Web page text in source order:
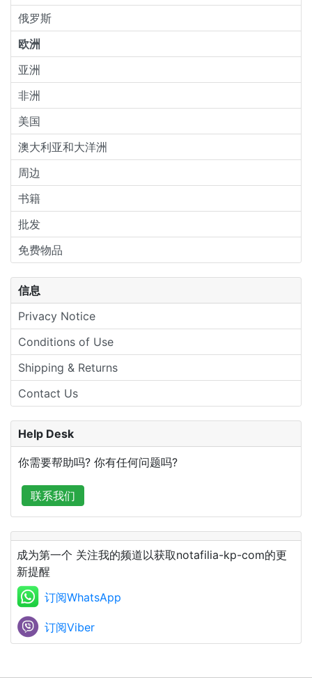
俄罗斯
欧洲
亚洲
非洲
美国
澳大利亚和大洋洲
周边
书籍
批发
免费物品
信息
Privacy Notice
Conditions of Use
Shipping & Returns
Contact Us
Help Desk
你需要帮助吗? 你有任何问题吗?
联系我们
成为第一个 关注我的频道以获取notafilia-kp-com的更
新提醒
订阅WhatsApp
订阅Viber